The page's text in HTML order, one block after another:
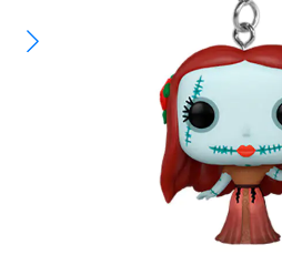
Transport și plată
Sortare după serie
Sortare după filme